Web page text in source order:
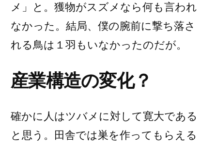
メ」と。獲物がスズメなら何も言われ
なかった。結局、僕の腕前に撃ち落さ
れる鳥は１羽もいなかったのだが。
産業構造の変化？
確かに人はツバメに対して寛大である
と思う。田舎では巣を作ってもらえる